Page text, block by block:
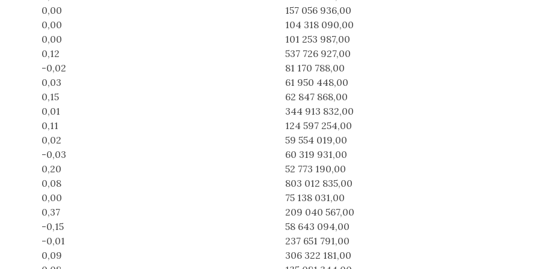
0,00
157 056 936,00
0,00
104 318 090,00
0,00
101 253 987,00
0,12
537 726 927,00
-0,02
81 170 788,00
0,03
61 950 448,00
0,15
62 847 868,00
0,01
344 913 832,00
0,11
124 597 254,00
0,02
59 554 019,00
-0,03
60 319 931,00
0,20
52 773 190,00
0,08
803 012 835,00
0,00
75 138 031,00
0,37
209 040 567,00
-0,15
58 643 094,00
-0,01
237 651 791,00
0,09
306 322 181,00